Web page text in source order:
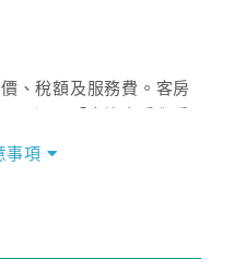
、稅額及服務費。客房
事項